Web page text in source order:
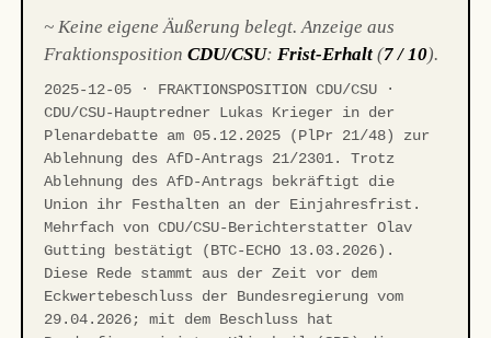
~ Keine eigene Äußerung belegt. Anzeige aus
FraktionspositionCDU/CSU:Frist-Erhalt (7 / 10).
2025-12-05 · FRAKTIONSPOSITION CDU/CSU ·
CDU/CSU-Hauptredner Lukas Krieger in der
Plenardebatte am 05.12.2025 (PlPr 21/48) zur
Ablehnung des AfD-Antrags 21/2301. Trotz
Ablehnung des AfD-Antrags bekräftigt die
Union ihr Festhalten an der Einjahresfrist.
Mehrfach von CDU/CSU-Berichterstatter Olav
Gutting bestätigt (BTC-ECHO 13.03.2026).
Diese Rede stammt aus der Zeit vor dem
Eckwertebeschluss der Bundesregierung vom
29.04.2026; mit dem Beschluss hat